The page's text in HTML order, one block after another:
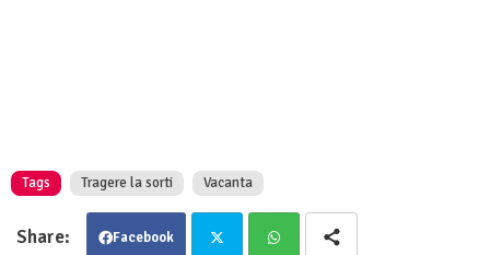
Tags Tragere la sorti Vacanta
Facebook